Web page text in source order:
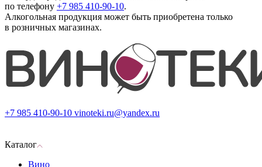
по телефону +7 985 410-90-10.
Алкогольная продукция может быть приобретена только
в розничных магазинах.
+7 985 410-90-10 vinoteki.ru@yandex.ru
Каталог
Вино